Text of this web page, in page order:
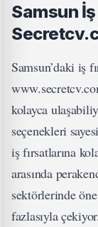
Samsun
Samsun’daki iş
kolayca
seçenekleri
iş fırsatlarına
arasında
sektörlerinde
fazlasıyla